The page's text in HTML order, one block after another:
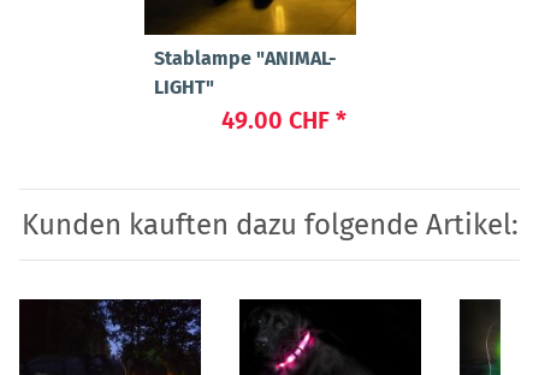
Stablampe "ANIMAL-
LIGHT"
49.00 CHF *
Kunden kauften dazu folgende Artikel: